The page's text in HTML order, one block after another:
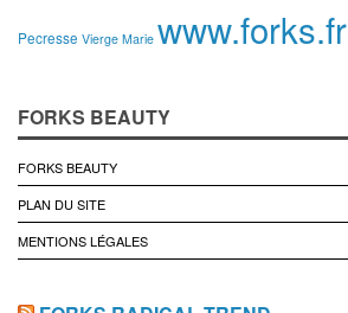
Pecresse Vierge Marie www.forks.fr
FORKS BEAUTY
FORKS BEAUTY
PLAN DU SITE
MENTIONS LÉGALES